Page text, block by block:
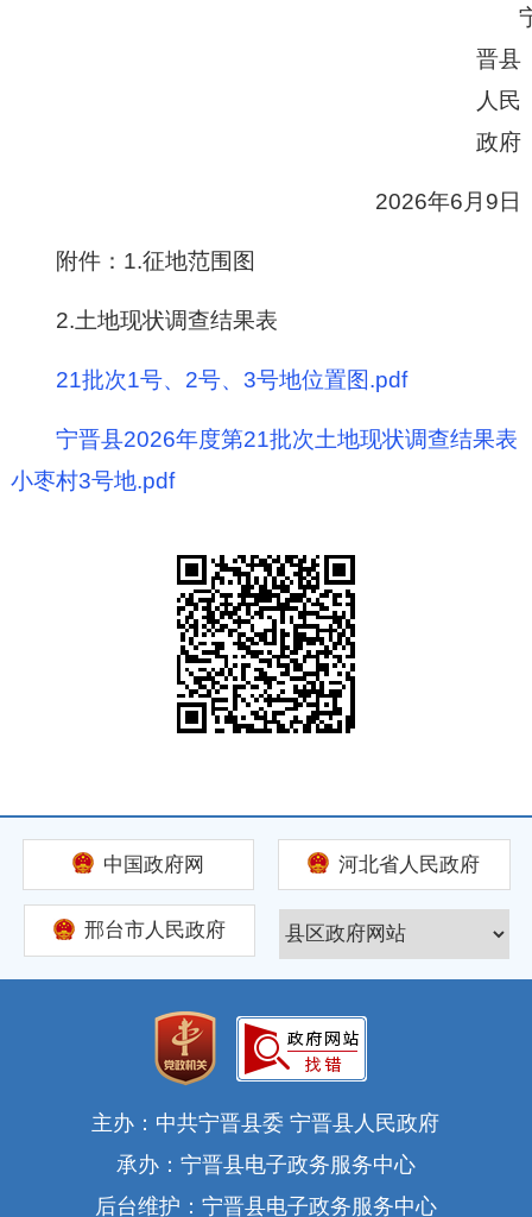
晋县
人民
政府
2026年6 月 9 日
附件：1.征地范围图
2.土地现状调查结果表
21批次1号、2号、3号地位置图.pdf
宁晋县2026年度第21批次土地现状调查结果表
小枣村3号地.pdf
中国政府网 河北省人民政府
邢台市人民政府
主办：中共宁晋县委 宁晋县人民政府
承办：宁晋县电子政务服务中心
后台维护：宁晋县电子政务服务中心